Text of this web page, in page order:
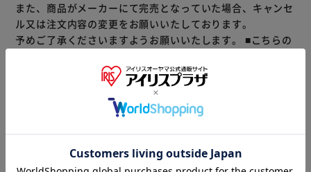
【※こちらの商品はメーカー直送品の為、ご注文後のキャン
セルまたは変更は不可となります。予めご了承くださいま
せ。】
軽さと耐久性が自慢のアルミ製収納ボックス。
お庭の外観を崩さないおしゃれなベンチ型収納BOX。
スムーズクローザーのダンパー使用でゆっくり静かにしまり
ます。
また、商品がメーカーにて完売となっていた場合、キャンセ
ル又は注文内容の変更をお願いいたしております。
予めご了承くださいますようお願いいたします。 ■こちらの
≪こちらの商品は当社指定の運送会社で配送致します≫
大変申し訳ありませんが、【配達時間指定】【代金引換での
お支払】は出来ません。ご了承ください。
商品情報